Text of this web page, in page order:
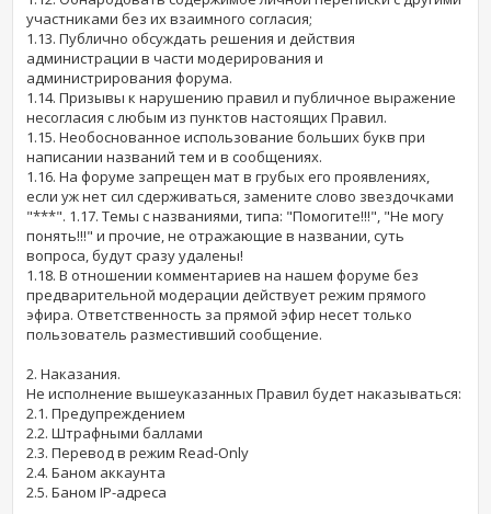
участниками без их взаимного согласия;
1.13. Публично обсуждать решения и действия
администрации в части модерирования и
администрирования форума.
1.14. Призывы к нарушению правил и публичное выражение
несогласия с любым из пунктов настоящих Правил.
1.15. Необоснованное использование больших букв при
написании названий тем и в сообщениях.
1.16. На форуме запрещен мат в грубых его проявлениях,
если уж нет сил сдерживаться, замените слово звездочками
"***". 1.17. Темы с названиями, типа: "Помогите!!!", "Не могу
понять!!!" и прочие, не отражающие в названии, суть
вопроса, будут сразу удалены!
1.18. В отношении комментариев на нашем форуме без
предварительной модерации действует режим прямого
эфира. Ответственность за прямой эфир несет только
пользователь разместивший сообщение.
2. Наказания.
Не исполнение вышеуказанных Правил будет наказываться:
2.1. Предупреждением
2.2. Штрафными баллами
2.3. Перевод в режим Read-Only
2.4. Баном аккаунта
2.5. Баном IP-адреса